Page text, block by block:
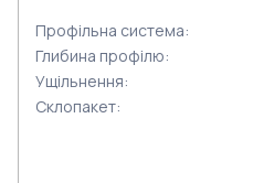
Профільна система:
Глибина профілю:
Ущільнення:
Склопакет: